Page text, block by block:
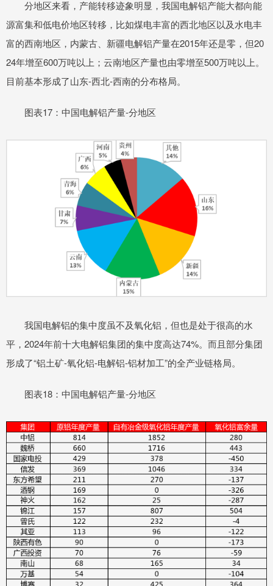
分地区来看，产能转移迹象明显，我国电解铝产能大都向能
源富集和低电价地区转移，比如煤电丰富的西北地区以及水电丰
富的西南地区，内蒙古、新疆电解铝产量在2015年还是零，但20
24年增至600万吨以上；云南地区产量也由零增至500万吨以上。
目前基本形成了山东-西北-西南的分布格局。
图表17：中国电解铝产量-分地区
我国电解铝的集中度虽不及氧化铝，但也是处于很高的水
平，2024年前十大电解铝集团的集中度高达74%。而且部分集团
形成了“铝土矿-氧化铝-电解铝-铝材加工”的全产业链格局。
图表18：中国电解铝产量-分地区